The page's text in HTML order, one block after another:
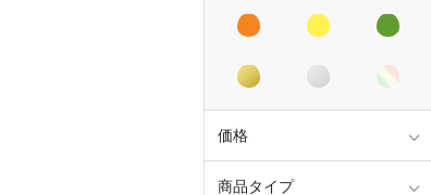
価格
商品タイプ